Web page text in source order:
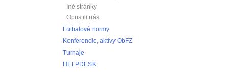
Iné stránky
Opustili nás
Futbalové normy
Konferencie, aktívy ObFZ
Turnaje
HELPDESK